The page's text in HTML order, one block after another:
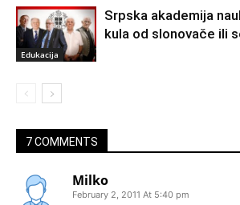
Edukacija
Srpska akademija
kula od slonovače ili
7 COMMENTS
Milko
February 2, 2011 At 5:40 pm